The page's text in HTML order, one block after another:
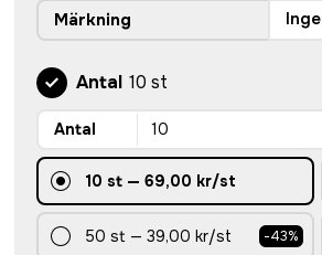
Märkning
Antal 10 st
Antal
10 st— 69,00 kr/st
50 st — 39,00 kr/st -43%